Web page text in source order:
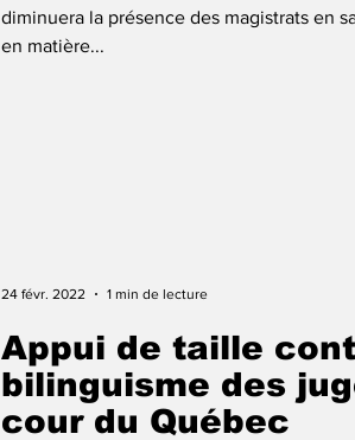
diminuera la présence des magistrats en
en matière...
Appui de taille
bilinguisme des
cour du Québec
24 févr. 2022 1 min de lecture